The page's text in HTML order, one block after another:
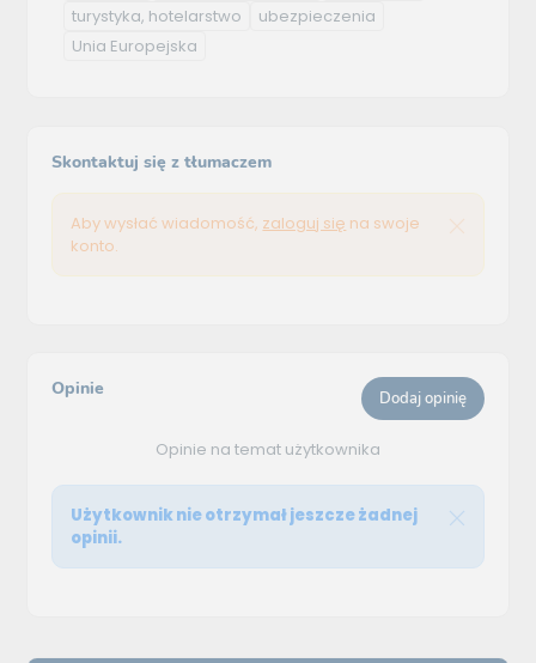
turystyka, hotelarstwo
ubezpieczenia
Unia Europejska
Skontaktuj się z tłumaczem
Aby wysłać wiadomość, zaloguj się na swoje
konto.
Opinie Dodaj opinię
Opinie na temat użytkownika
Użytkownik nie otrzymał jeszcze żadnej
opinii.